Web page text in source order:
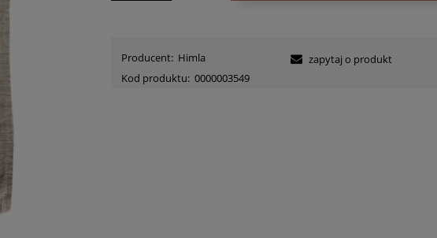
Producent: Himla
Kod produktu: 0000003549
zapytaj o produkt